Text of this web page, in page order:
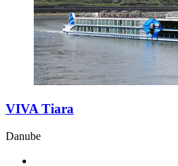
VIVA Tiara
Danube